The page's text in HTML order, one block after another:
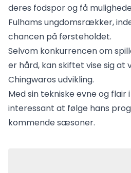
deres fodspor og få
Fulhams ungdomsrækker,
chancen på førsteholdet.
Selvom konkurrencen om
er hård, kan skiftet vise sig
Chingwaros udvikling.
Med sin tekniske evne og
interessant at følge hans
kommende sæsoner.